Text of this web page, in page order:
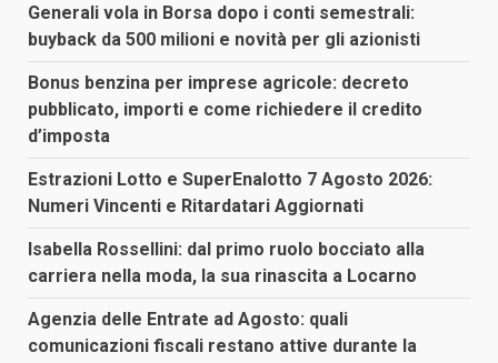
Generali vola in Borsa dopo i conti semestrali:
buyback da 500 milioni e novità per gli azionisti
Bonus benzina per imprese agricole: decreto
pubblicato, importi e come richiedere il credito
d’imposta
Estrazioni Lotto e SuperEnalotto 7 Agosto 2026:
Numeri Vincenti e Ritardatari Aggiornati
Isabella Rossellini: dal primo ruolo bocciato alla
carriera nella moda, la sua rinascita a Locarno
Agenzia delle Entrate ad Agosto: quali
comunicazioni fiscali restano attive durante la